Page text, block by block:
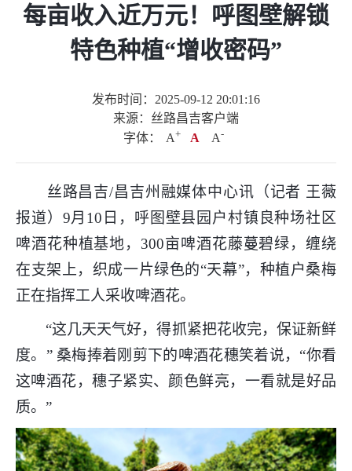
每亩收入近万元！呼图壁解锁
特色种植“增收密码”
发布时间：2025-09-12 20:01:16
来源：丝路昌吉客户端
字体：
A+ A A-
丝路昌吉/昌吉州融媒体中心讯（记者 王薇
报道）9月10日，呼图壁县园户村镇良种场社区
啤酒花种植基地，300亩啤酒花藤蔓碧绿，缠绕
在支架上，织成一片绿色的“天幕”，种植户桑梅
正在指挥工人采收啤酒花。
“这几天天气好，得抓紧把花收完，保证新鲜
度。” 桑梅捧着刚剪下的啤酒花穗笑着说，“你看
这啤酒花，穗子紧实、颜色鲜亮，一看就是好品
质。”